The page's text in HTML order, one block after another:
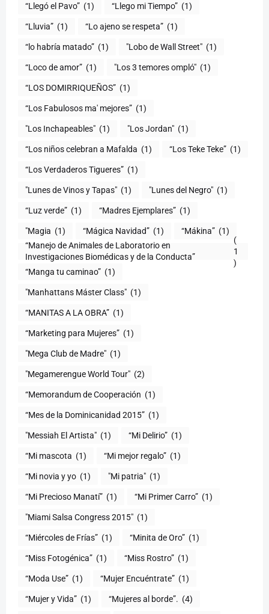
“Llegó el Pavo” (1) “Llego mi Tiempo” (1)
“Lluvia” (1) “Lo ajeno se respeta” (1)
“lo habría matado” (1) "Lobo de Wall Street" (1)
“Loco de amor” (1) "Los 3 temores ompló" (1)
(1)
“Los Fabulosos ma' mejores” (1)
"Los Inchapeables" (1) "Los Jordan" (1)
“Los niños celebran a Mafalda (1) “Los Teke Teke” (1)
“Los Verdaderos Tigueres” (1)
"Lunes de Vinos y Tapas" (1) "Lunes del Negro" (1)
“Luz verde” (1) “Madres Ejemplares” (1)
"Magia (1) “Mágica Navidad” (1) “Mákina” (1)
“Manejo de Animales de Laboratorio en
(
1
)
“Manga tu caminao” (1)
"Manhattans Máster Class" (1)
“MANITAS A LA OBRA” (1)
“Marketing para Mujeres” (1)
"Mega Club de Madre" (1)
"Megamerengue World Tour" (2)
“Memorandum de Cooperación (1)
“Mes de la Dominicanidad 2015” (1)
"Messiah El Artista" (1) “Mi Delirio” (1)
“Mi mascota (1) “Mi mejor regalo” (1)
“Mi novia y yo (1) "Mi patria" (1)
“Mi Precioso Manatí” (1) “Mi Primer Carro” (1)
"Miami Salsa Congress 2015" (1)
“Miércoles de Frías” (1) “Minita de Oro” (1)
“Miss Fotogénica” (1) “Miss Rostro” (1)
“Moda Use” (1) “Mujer Encuéntrate” (1)
(1) “Mujeres al borde”. (4)